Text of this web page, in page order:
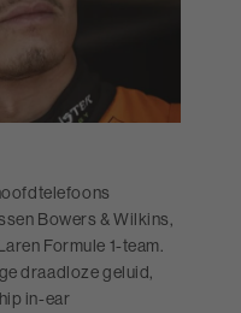
Bowers & Wilkins,
Formule 1-team.
draadloze geluid,
in-ear